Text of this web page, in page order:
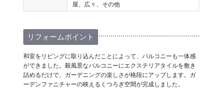
屋、広々、その他
リフォームポイント
和室をリビングに取り込んだことによって、バルコニーも一体感
ができました。殺風景なバルコニーにエクステリアタイルを敷き
詰めるだけで、ガーデニングの楽しさが格段にアップします。ガ
ーデンファニチャーの映えるくつろぎ空間が完成しました。